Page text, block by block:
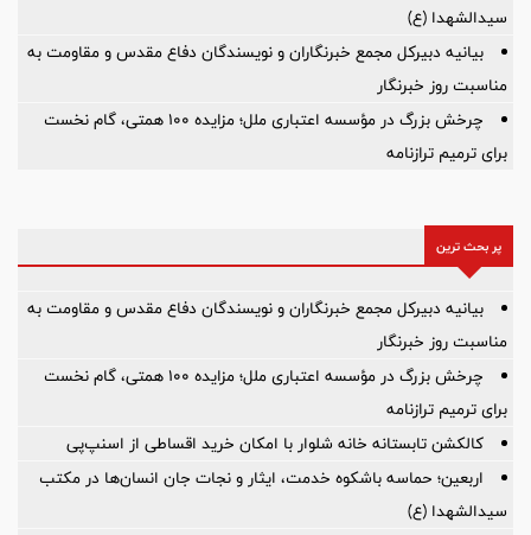
سیدالشهدا (ع)
بیانیه دبیرکل مجمع خبرنگاران و نویسندگان دفاع مقدس و مقاومت به
مناسبت روز خبرنگار
چرخش بزرگ در مؤسسه اعتباری ملل؛ مزایده ۱۰۰ همتی، گام نخست
برای ترمیم ترازنامه
پر بحث ترین
بیانیه دبیرکل مجمع خبرنگاران و نویسندگان دفاع مقدس و مقاومت به
مناسبت روز خبرنگار
چرخش بزرگ در مؤسسه اعتباری ملل؛ مزایده ۱۰۰ همتی، گام نخست
برای ترمیم ترازنامه
کالکشن تابستانه خانه شلوار با امکان خرید اقساطی از اسنپ‌پی
اربعین؛ حماسه باشکوه خدمت، ایثار و نجات جان انسان‌ها در مکتب
سیدالشهدا (ع)